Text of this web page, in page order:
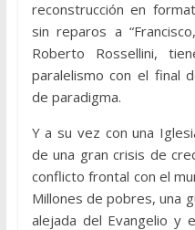
reconstrucción en
sin reparos a
Roberto Rossellini,
paralelismo con el final
de paradigma.
Y a su vez con una
de una gran crisis de
conflicto frontal con el
Millones de pobres, una
alejada del Evangelio y